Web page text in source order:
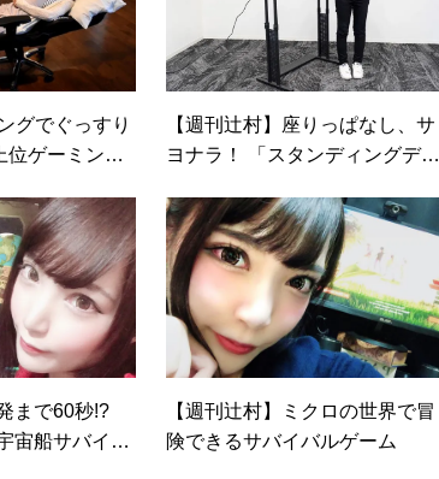
グでぐっすり
位ゲーミング
【週刊辻村】座りっぱなし、サ
ヨナラ！ 「スタンディングデス
まで60秒!?
宙船サバイバ
【週刊辻村】ミクロの世界で冒
険できるサバイバルゲーム